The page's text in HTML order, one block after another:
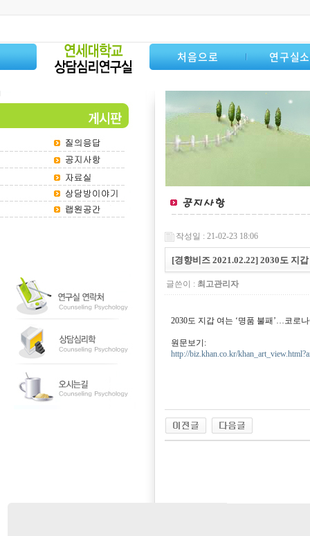
처음으로 연구실
작성일 : 21-02-23 18:06
[경향비즈 2021.02.22] 2030도 지
글쓴이 : 최고관리자
2030도 지갑 여는 ‘명품 불패’…코로
원문보기:
http://biz.khan.co.kr/